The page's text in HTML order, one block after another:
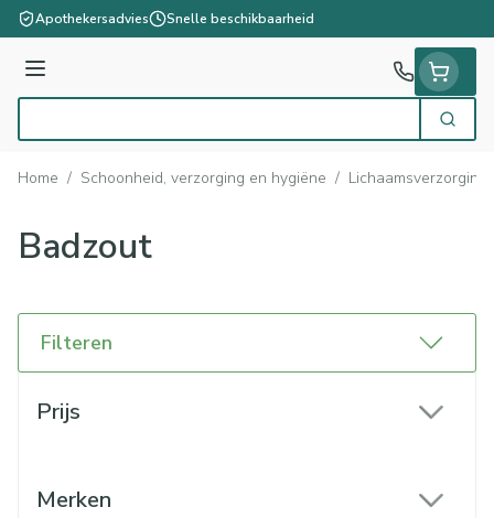
Ga naar de inhoud
Apothekersadvies Snelle beschikbaarheid
Menu
Zoek
Home / Schoonheid, verzorging en hygiëne / Lichaamsverzorging
Badzout
Filteren
Prijs
Merken